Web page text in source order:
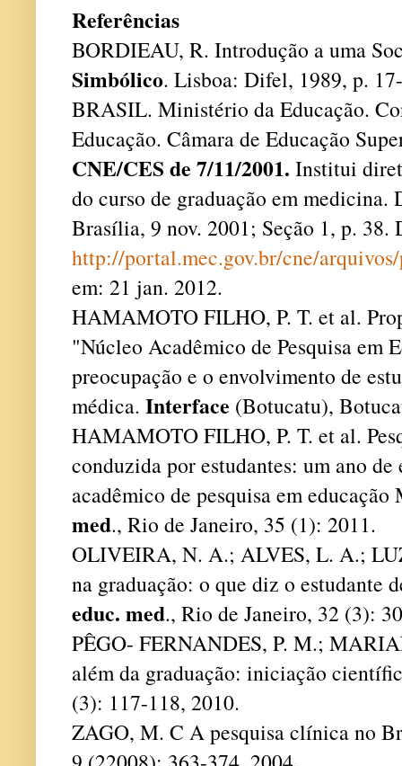
Referências
BORDIEAU, R. Introdução a uma
Simbólico. Lisboa: Difel, 1989, p.
BRASIL. Ministério da Educação.
Educação. Câmara de Educação
CNE/CES de 7/11/2001. Institui
do curso de graduação em
Brasília, 9 nov. 2001; Seção 1, p. 38.
http://portal.mec.gov.br/cne/
em: 21 jan. 2012.
HAMAMOTO FILHO, P. T. et al.
"Núcleo Acadêmico de Pesquisa em
preocupação e o envolvimento de
médica. Interface (Botucatu),
HAMAMOTO FILHO, P. T. et al.
conduzida por estudantes: um ano
acadêmico de pesquisa em
med., Rio de Janeiro, 35 (1): 2011.
OLIVEIRA, N. A.; ALVES, L. A.;
na graduação: o que diz o estudante
educ. med., Rio de Janeiro, 32 (3):
PÊGO- FERNANDES, P. M.;
além da graduação: iniciação
(3): 117-118, 2010.
ZAGO, M. C A pesquisa clínica no